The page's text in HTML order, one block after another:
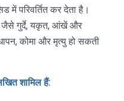
में परिवर्तित कर देता है।
जैसे गुर्दे, यकृत, आंखें और
कोमा और मृत्यु हो सकती
शामिल हैं: